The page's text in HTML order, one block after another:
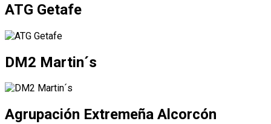
ATG Getafe
DM2 Martin´s
Agrupación Extremeña Alcorcón